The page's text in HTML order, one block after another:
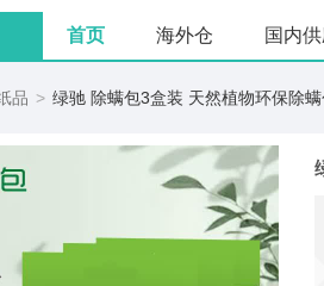
首页 海外仓 国内
品 > 绿驰 除螨包3盒装 天然植物环保除